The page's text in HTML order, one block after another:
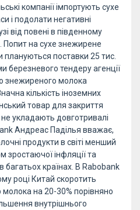
компанії імпортують сухе
і подолати негативні
від повені в південному
Попит на сухе знежирене
плануються поставки 25 тис.
березневого тендеру агенції
знежиреного молока
кількість іноземних
товар для закриття
укладають довготривалі
Андреас Паділья вважає,
продукти в світі менший
зростаючої інфляції та
багатьох країнах. В Rabobank
році Китай скоротить
на 20-30% порівняно
внутрішнього